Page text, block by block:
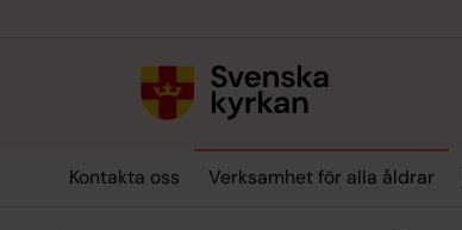
Kontakta oss Verksamhet för alla åldrar